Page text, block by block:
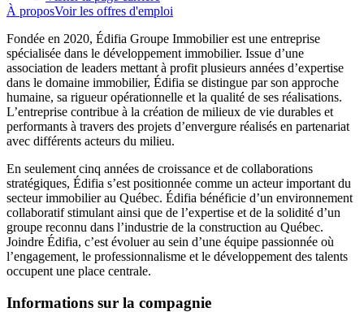
À proposVoir les offres d'emploi
Fondée en 2020, Édifia Groupe Immobilier est une entreprise
spécialisée dans le développement immobilier. Issue d’une
association de leaders mettant à profit plusieurs années d’expertise
dans le domaine immobilier, Édifia se distingue par son approche
humaine, sa rigueur opérationnelle et la qualité de ses réalisations.
L’entreprise contribue à la création de milieux de vie durables et
performants à travers des projets d’envergure réalisés en partenariat
avec différents acteurs du milieu.
En seulement cinq années de croissance et de collaborations
stratégiques, Édifia s’est positionnée comme un acteur important du
secteur immobilier au Québec. Édifia bénéficie d’un environnement
collaboratif stimulant ainsi que de l’expertise et de la solidité d’un
groupe reconnu dans l’industrie de la construction au Québec.
Joindre Édifia, c’est évoluer au sein d’une équipe passionnée où
l’engagement, le professionnalisme et le développement des talents
occupent une place centrale.
Informations sur la compagnie